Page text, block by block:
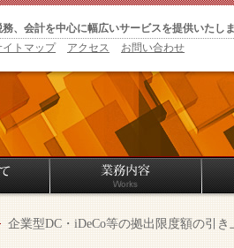
務、会計を中心に幅広いサービスを提供いたし
イトマップ
アクセス お問い合わせ
企業型DC・iDeCo等の拠出限度額の引